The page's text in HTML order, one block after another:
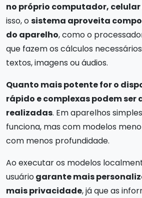
no próprio computador,
isso, osistema aproveita
do aparelho, como o
que fazem os cálculos
textos, imagens ou áudios.
Quanto mais potente for o
rápido e complexas podem ser
realizadas. Em aparelhos
funciona, mas com modelos
com menos profundidade.
Ao executar os modelos
usuáriogarante mais
mais privacidade, já que as